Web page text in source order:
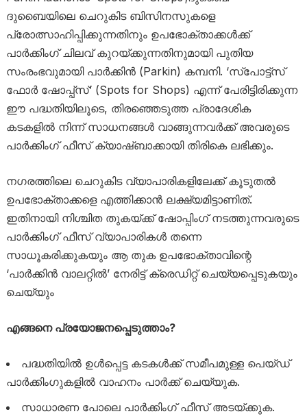
ദുബൈയിലെ ചെറുകിട ബിസിനസുകളെ
പ്രോത്സാഹിപ്പിക്കുന്നതിനും ഉപഭോക്താക്കൾക്ക്
പാർക്കിംഗ് ചിലവ് കുറയ്ക്കുന്നതിനുമായി പുതിയ
സംരംഭവുമായി പാർക്കിൻ (Parkin) കമ്പനി. ‘സ്പോട്ട്സ്
ഫോർ ഷോപ്പ്സ്’ (Spots for Shops) എന്ന് പേരിട്ടിരിക്കുന്ന
ഈ പദ്ധതിയിലൂടെ, തിരഞ്ഞെടുത്ത പ്രാദേശിക
കടകളിൽ നിന്ന് സാധനങ്ങൾ വാങ്ങുന്നവർക്ക് അവരുടെ
പാർക്കിംഗ് ഫീസ് ക്യാഷ്ബാക്കായി തിരികെ ലഭിക്കും.
നഗരത്തിലെ ചെറുകിട വ്യാപാരികളിലേക്ക് കൂടുതൽ
ഉപഭോക്താക്കളെ എത്തിക്കാൻ ലക്ഷ്യമിട്ടാണിത്.
ഇതിനായി നിശ്ചിത തുകയ്ക്ക് ഷോപ്പിംഗ് നടത്തുന്നവരുടെ
പാർക്കിംഗ് ഫീസ് വ്യാപാരികൾ തന്നെ
സാധൂകരിക്കുകയും ആ തുക ഉപഭോക്താവിന്റെ
‘പാർക്കിൻ വാലറ്റിൽ’ നേരിട്ട് ക്രെഡിറ്റ് ചെയ്യപ്പെടുകയും
ചെയ്യും
എങ്ങനെ പ്രയോജനപ്പെടുത്താം?
പദ്ധതിയിൽ ഉൾപ്പെട്ട കടകൾക്ക് സമീപമുള്ള പെയ്ഡ്
പാർക്കിംഗുകളിൽ വാഹനം പാർക്ക് ചെയ്യുക.
സാധാരണ പോലെ പാർക്കിംഗ് ഫീസ് അടയ്ക്കുക.